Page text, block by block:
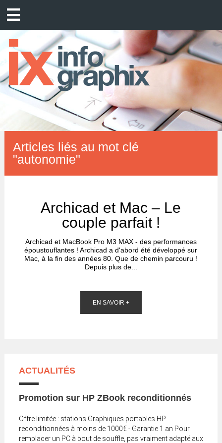
Articles liés au mot clé
"autonomie"
Archicad et Mac – Le
couple parfait !
Archicad et MacBook Pro M3 MAX - des performances
époustouflantes ! Archicad a d'abord été développé sur
Mac, à la fin des années 80. Que de chemin parcouru !
Depuis plus de...
EN SAVOIR +
ACTUALITÉS
Promotion sur HP ZBook reconditionnés
Offre limitée : stations Graphiques portables HP
reconditionnées à moins de 1000€ - Garantie 1 an Pour
remplacer un PC à bout de souffle, pas vraiment adapté aux